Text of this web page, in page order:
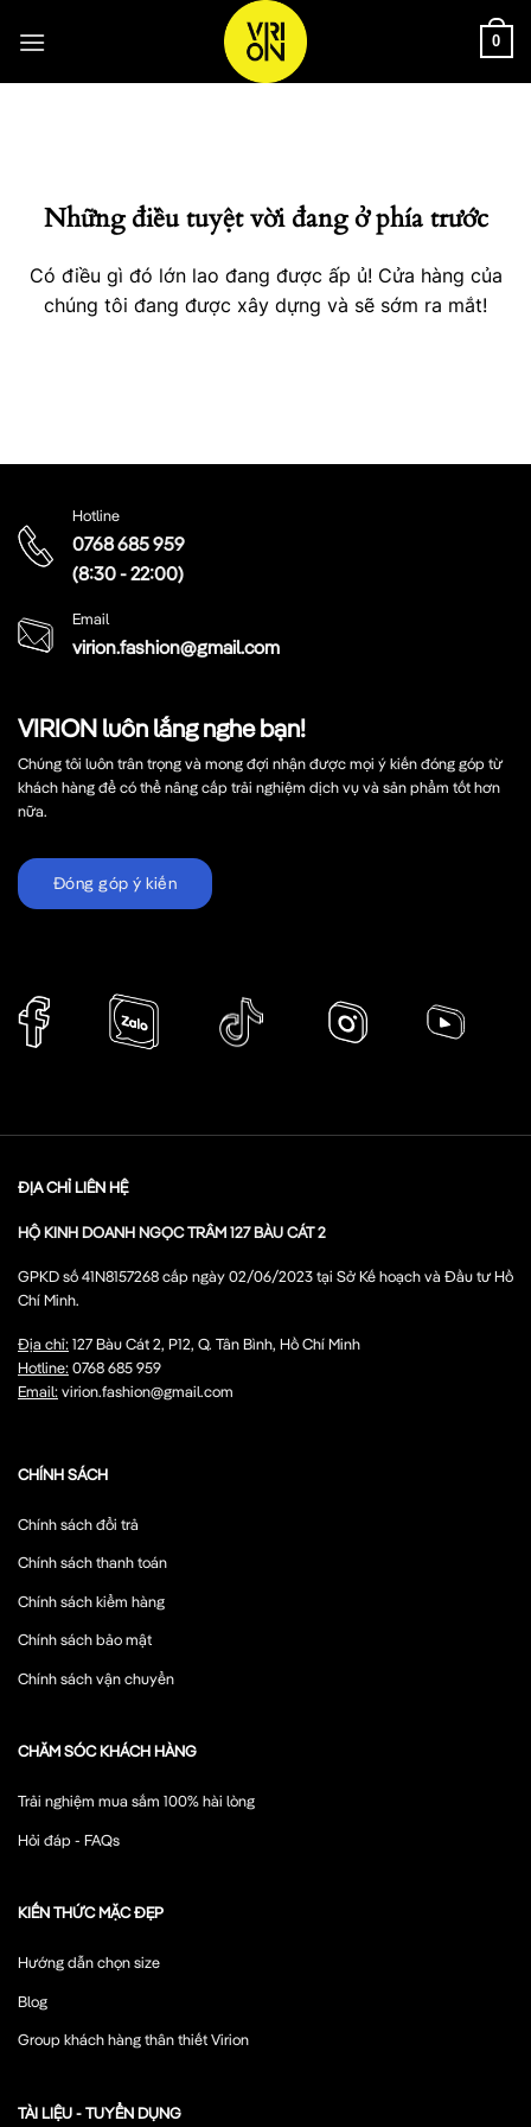
qua
0
Những điều tuyệt vời đang ở phía trước
Có điều gì đó lớn lao đang được ấp ủ! Cửa hàng của
chúng tôi đang được xây dựng và sẽ sớm ra mắt!
VIRION luôn lắng nghe bạn!
Chúng tôi luôn trân trọng và mong đợi nhận được mọi ý kiến đóng góp từ
khách hàng để có thể nâng cấp trải nghiệm dịch vụ và sản phẩm tốt hơn
nữa.
Đóng góp ý kiến
Hotline
0768 685 959
(8:30 - 22:00)
Email
virion.fashion@gmail.com
ĐỊA CHỈ LIÊN HỆ
HỘ KINH DOANH NGỌC TRÂM 127 BÀU CÁT 2
GPKD số 41N8157268 cấp ngày 02/06/2023 tại Sở Kế hoạch và Đầu tư Hồ
Chí Minh.
Địa chỉ:127 Bàu Cát 2, P12, Q. Tân Bình, Hồ Chí Minh
Hotline:0768 685 959
Email:virion.fashion@gmail.com
CHÍNH SÁCH
Chính sách đổi trả
Chính sách thanh toán
Chính sách kiểm hàng
Chính sách bảo mật
Chính sách vận chuyển
CHĂM SÓC KHÁCH HÀNG
Trải nghiệm mua sắm 100% hài lòng
Hỏi đáp - FAQs
KIẾN THỨC MẶC ĐẸP
Hướng dẫn chọn size
Blog
Group khách hàng thân thiết Virion
TÀI LIỆU - TUYỂN DỤNG